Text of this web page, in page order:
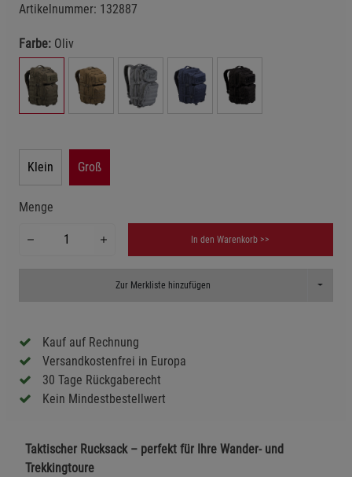
Artikelnummer: 132887
Farbe: Oliv
Klein Groß
Menge
In den Warenkorb >>
Zur Merkliste hinzufügen Toggle
Kauf auf Rechnung
Versandkostenfrei in Europa
30 Tage Rückgaberecht
Kein Mindestbestellwert
Taktischer Rucksack – perfekt für Ihre Wander- und
Trekkingtoure